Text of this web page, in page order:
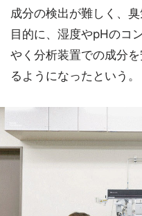
成分の検出が難しく、
目的に、湿度やpHのコ
やく分析装置での成分
るようになったという。